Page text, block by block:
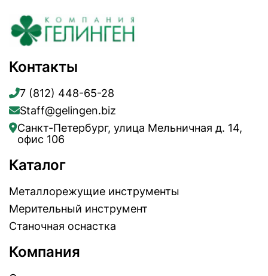
Контакты
7 (812) 448-65-28
Staff@gelingen.biz
Санкт-Петербург, улица Мельничная д. 14,
офис 106
Каталог
Металлорежущие инструменты
Мерительный инструмент
Станочная оснастка
Компания